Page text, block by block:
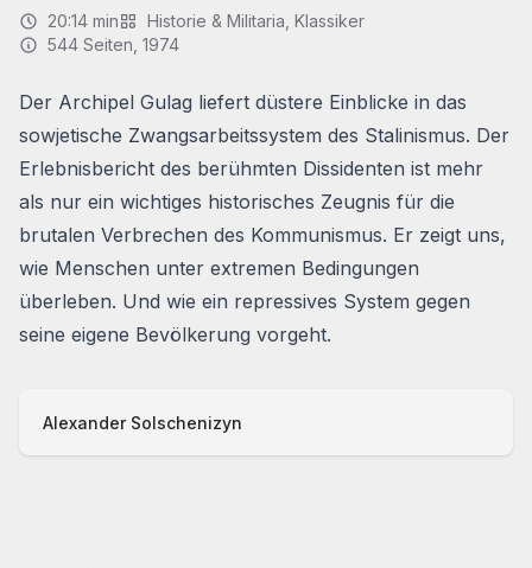
20:14 min Historie & Militaria Klassiker
544 Seiten , 1974
Der Archipel Gulag liefert düstere Einblicke in das
sowjetische Zwangsarbeitssystem des Stalinismus. Der
Erlebnisbericht des berühmten Dissidenten ist mehr
als nur ein wichtiges historisches Zeugnis für die
brutalen Verbrechen des Kommunismus. Er zeigt uns,
wie Menschen unter extremen Bedingungen
überleben. Und wie ein repressives System gegen
seine eigene Bevölkerung vorgeht.
Alexander Solschenizyn